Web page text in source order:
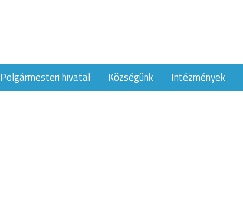
Polgármesteri hivatal Községünk Intézmények